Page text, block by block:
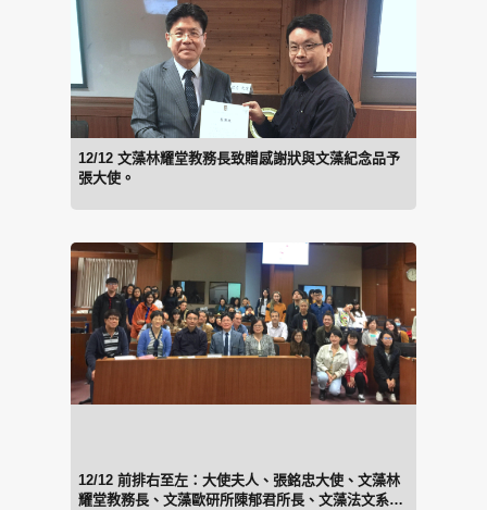
12/12 文藻林耀堂教務長致贈感謝狀與文藻紀念品予
張大使。
12/12 前排右至左：大使夫人、張銘忠大使、文藻林
耀堂教務長、文藻歐研所陳郁君所長、文藻法文系傅